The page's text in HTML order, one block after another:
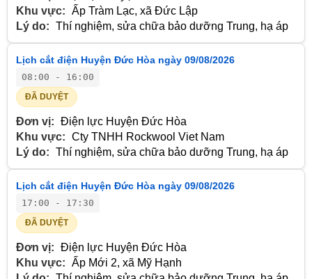
Khu vực: Ấp Tràm Lạc, xã Đức Lập
Lý do: Thí nghiệm, sửa chữa bảo dưỡng Trung, hạ áp
Lịch cắt điện Huyện Đức Hòa ngày 09/08/2026
08:00 - 16:00
ĐÃ DUYỆT
Đơn vị: Điện lực Huyện Đức Hòa
Khu vực: Cty TNHH Rockwool Viet Nam
Lý do: Thí nghiệm, sửa chữa bảo dưỡng Trung, hạ áp
Lịch cắt điện Huyện Đức Hòa ngày 09/08/2026
17:00 - 17:30
ĐÃ DUYỆT
Đơn vị: Điện lực Huyện Đức Hòa
Khu vực: Ấp Mới 2, xã Mỹ Hạnh